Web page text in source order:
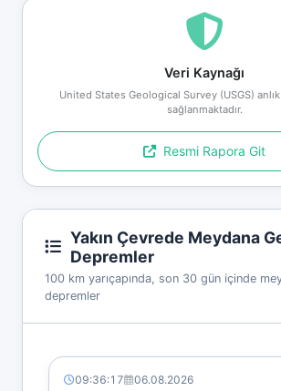
Veri Kaynağı
United States Geological Survey (USGS) anlık
sağlanmaktadır.
Resmi Rapora Git
Yakın Çevrede Meydana
Depremler
100 km yarıçapında, son 30 gün içinde
depremler
09:36:17 06.08.2026